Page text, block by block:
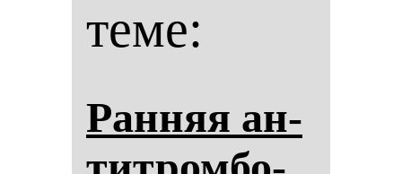
теме:
Ран­няя ан­